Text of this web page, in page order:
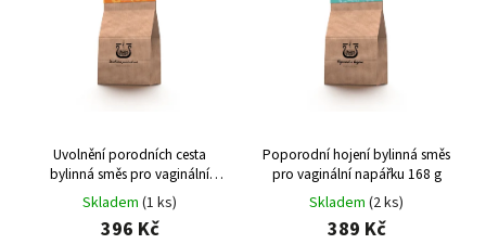
Abecedně
Uvolnění porodních cesta
bylinná směs pro vaginální
napářku 168 g
Skladem (1 ks)
396 Kč
Poporodní hojení bylinná směs
pro vaginální napářku 168 g
Skladem (2 ks)
389 Kč